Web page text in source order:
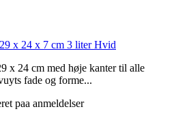
x 24 x 7 cm 3 liter Hvid
x 24 cm med høje kanter til alle
fade og forme...
paa anmeldelser